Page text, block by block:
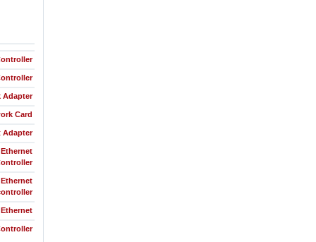
Adapter
Card
Adapter
Ethernet
Ethernet
Ethernet